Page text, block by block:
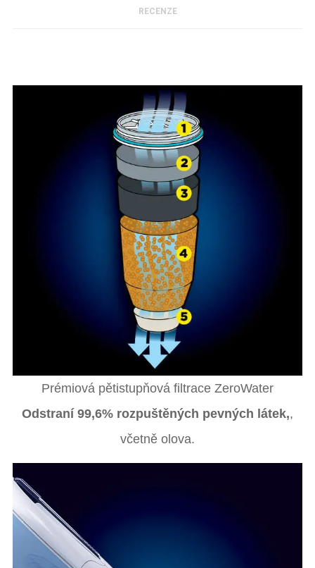
RECENZE
Prémiová pětistupňová filtrace ZeroWater
Odstraní 99,6% rozpuštěných pevných látek,,
včetně olova.